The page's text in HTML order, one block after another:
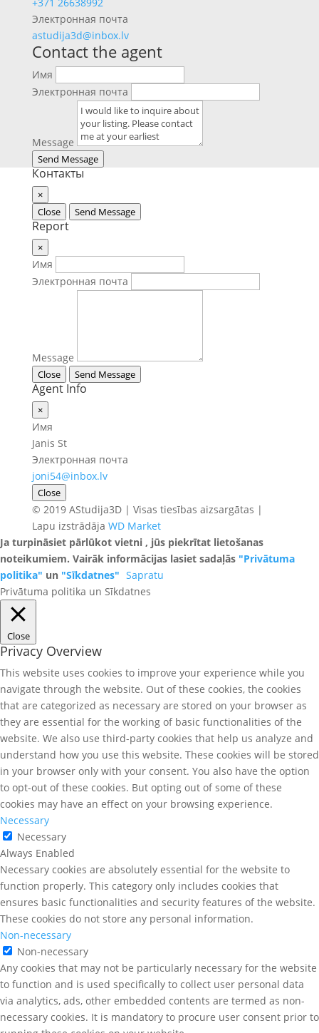
Электронная почта
astudija3d@inbox.lv
Contact the agent
Имя
Электронная почта
Message
Send Message
Контакты
×
Close
Send Message
Report
×
Имя
Электронная почта
Message
Close Send Message
Agent Info
×
Имя
Janis St
Электронная почта
joni54@inbox.lv
Close
© 2019 AStudija3D | Visas tiesības aizsargātas |
Lapu izstrādāja WD Market
Ja turpināsiet pārlūkot vietni , jūs piekrītat lietošanas
noteikumiem. Vairāk informācijas lasiet sadaļās "Privātuma
politika" un "Sīkdatnes" Sapratu
Privātuma politika un Sīkdatnes
Close
Privacy Overview
This website uses cookies to improve your experience while you
navigate through the website. Out of these cookies, the cookies
that are categorized as necessary are stored on your browser as
they are essential for the working of basic functionalities of the
website. We also use third-party cookies that help us analyze and
understand how you use this website. These cookies will be stored
in your browser only with your consent. You also have the option
to opt-out of these cookies. But opting out of some of these
cookies may have an effect on your browsing experience.
Necessary
Necessary
Always Enabled
Necessary cookies are absolutely essential for the website to
function properly. This category only includes cookies that
ensures basic functionalities and security features of the website.
These cookies do not store any personal information.
Non-necessary
Non-necessary
Any cookies that may not be particularly necessary for the website
to function and is used specifically to collect user personal data
via analytics, ads, other embedded contents are termed as non-
necessary cookies. It is mandatory to procure user consent prior to